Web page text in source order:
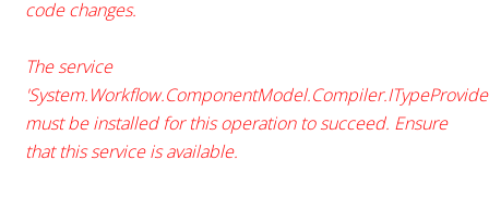
code changes.
The service
must be installed for this operation to succeed. Ensure
that this service is available.